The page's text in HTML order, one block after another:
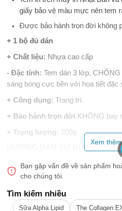
giấy bảo vệ màu mực nên tem
Được bảo hành trọn đời không
+ 1 bộ đủ dán
+ Chất liệu: Nhựa cao cấp
- Đặc tính: Tem dán 3 lớp,
sáng bóng cực bền với họa tiết đặc
+ Công dụng: Trang trí.
+ Bảo hành trọn đời KHÔNG bay
+ Trọng lượng: 200g
HƯỚNG DẪN SỬ DỤNG:
Chùi, lau, làm sạch bề mặt
Tách lớp tráng của keo dính
phẩm
Tách lớp tráng của keo dính
Xem
Bạn gặp vấn đề về sản phẩm
cho chúng tôi.
Tìm kiếm nhiều
Sữa Alpha Lipid The Collagen